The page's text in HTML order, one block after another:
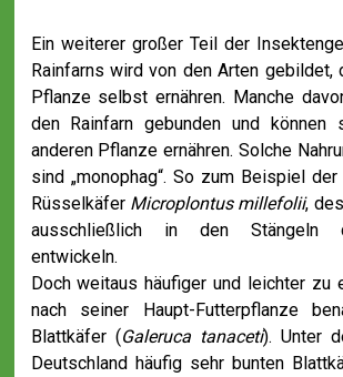
Ein weiterer großer Teil der
Rainfarns wird von den Arten gebildet,
Pflanze selbst ernähren. Manche
den Rainfarn gebunden und können
anderen Pflanze ernähren. Solche
sind „monophag“. So zum Beispiel
Rüsselkäfer Microplontus millefolii,
ausschließlich in den Stängeln
entwickeln.
Doch weitaus häufiger und leichter zu
nach seiner Haupt-Futterpflanze
Blattkäfer (Galeruca tanaceti). Unter
Deutschland häufig sehr bunten